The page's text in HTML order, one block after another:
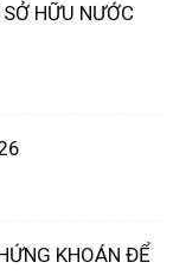
HỮU NƯỚC
KHOÁN ĐỂ